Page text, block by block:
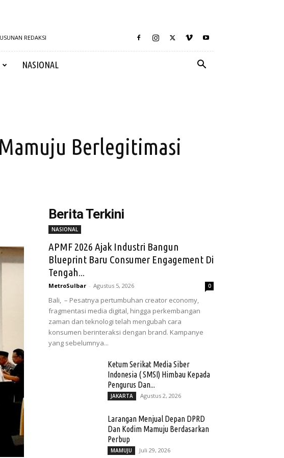
REDAKSI
NASIONAL
Berlegitimasi
Berita Terkini
NASIONAL
APMF 2026 Ajak Industri Bangun
Blueprint Baru Consumer Engagement Di
Tengah...
MetroSulbar - Agustus 5, 2026 0
Bali, – Pesatnya pertumbuhan creator economy,
fragmentasi media digital, hingga perkembangan
zaman dan teknologi telah mengubah cara
konsumen berinteraksi dengan brand. Kampanye
yang sebelumnya...
Ketum Serikat Media Siber
Indonesia ( SMSI) Himbau Kepada
Pengurus Dan...
JAKARTA Agustus 2, 2026
Larangan Menjual Depan DPRD
Dan Kodim Mamuju Berdasarkan
Perbup
MAMUJU Juli 29, 2026